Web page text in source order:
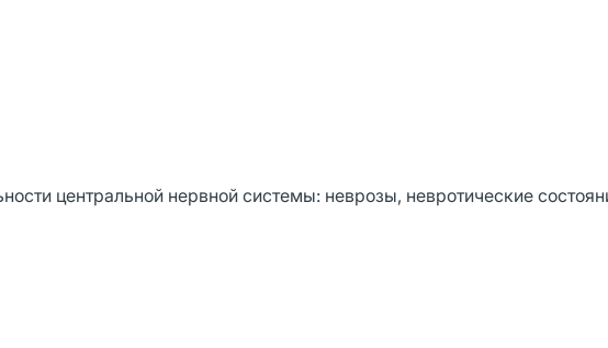
центральной нервной системы: неврозы, невротические